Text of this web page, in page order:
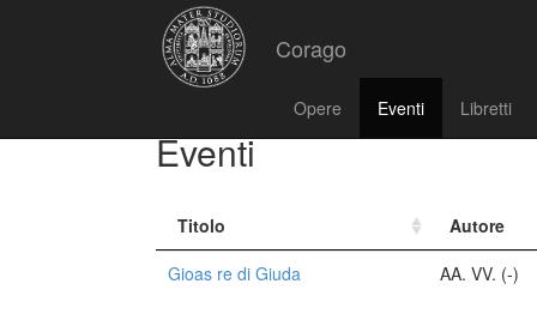
Corago
Opere Eventi Libretti
Eventi
Titolo
Autore
Gioas re di Giuda
AA. VV. (-)